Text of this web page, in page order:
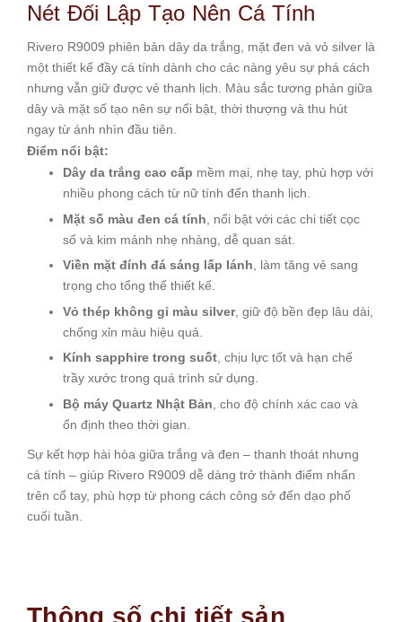
Nét Đối Lập Tạo Nên Cá Tính
Rivero R9009 phiên bản dây da trắng, mặt đen và vỏ silver là
một thiết kế đầy cá tính dành cho các nàng yêu sự phá cách
nhưng vẫn giữ được vẻ thanh lịch. Màu sắc tương phản giữa
dây và mặt số tạo nên sự nổi bật, thời thượng và thu hút
ngay từ ánh nhìn đầu tiên.
Điểm nổi bật:
Dây da trắng cao cấp mềm mại, nhẹ tay, phù hợp với
nhiều phong cách từ nữ tính đến thanh lịch.
Mặt số màu đen cá tính , nổi bật với các chi tiết cọc
số và kim mảnh nhẹ nhàng, dễ quan sát.
Viền mặt đính đá sáng lấp lánh , làm tăng vẻ sang
trọng cho tổng thể thiết kế.
Vỏ thép không gỉ màu silver, giữ độ bền đẹp lâu dài,
chống xỉn màu hiệu quả.
Kính sapphire trong suốt, chịu lực tốt và hạn chế
trầy xước trong quá trình sử dụng.
Bộ máy Quartz Nhật Bản , cho độ chính xác cao và
ổn định theo thời gian.
Sự kết hợp hài hòa giữa trắng và đen – thanh thoát nhưng
cá tính – giúp Rivero R9009 dễ dàng trở thành điểm nhấn
trên cổ tay, phù hợp từ phong cách công sở đến dạo phố
cuối tuần.
Thông số chi tiết sản